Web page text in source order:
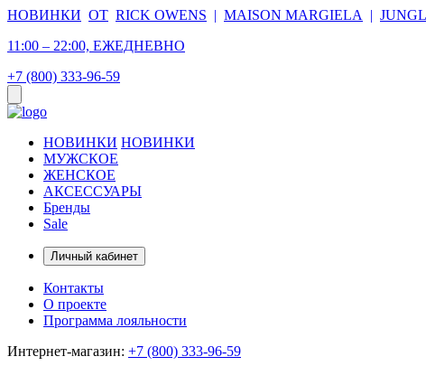
НОВИНКИ ОТ RICK OWENS | MAISON MARGIELA |
11:00 – 22:00, ЕЖЕДНЕВНО
+7 (800) 333-96-59
НОВИНКИ НОВИНКИ
МУЖСКОЕ
ЖЕНСКОЕ
АКСЕССУАРЫ
Бренды
Sale
Личный кабинет
Контакты
О проекте
Программа лояльности
Интернет-магазин: +7 (800) 333-96-59